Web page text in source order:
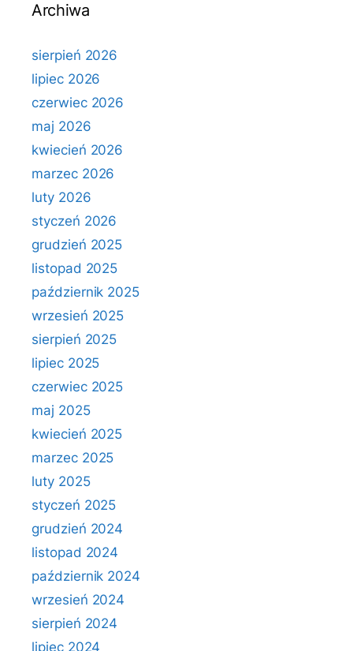
Archiwa
sierpień 2026
lipiec 2026
czerwiec 2026
maj 2026
kwiecień 2026
marzec 2026
luty 2026
styczeń 2026
grudzień 2025
listopad 2025
październik 2025
wrzesień 2025
sierpień 2025
lipiec 2025
czerwiec 2025
maj 2025
kwiecień 2025
marzec 2025
luty 2025
styczeń 2025
grudzień 2024
listopad 2024
październik 2024
wrzesień 2024
sierpień 2024
lipiec 2024